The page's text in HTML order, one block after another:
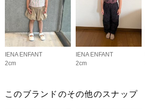
IENA ENFANT
2cm
IENA ENFANT
2cm
このブランドのその他のスナップ